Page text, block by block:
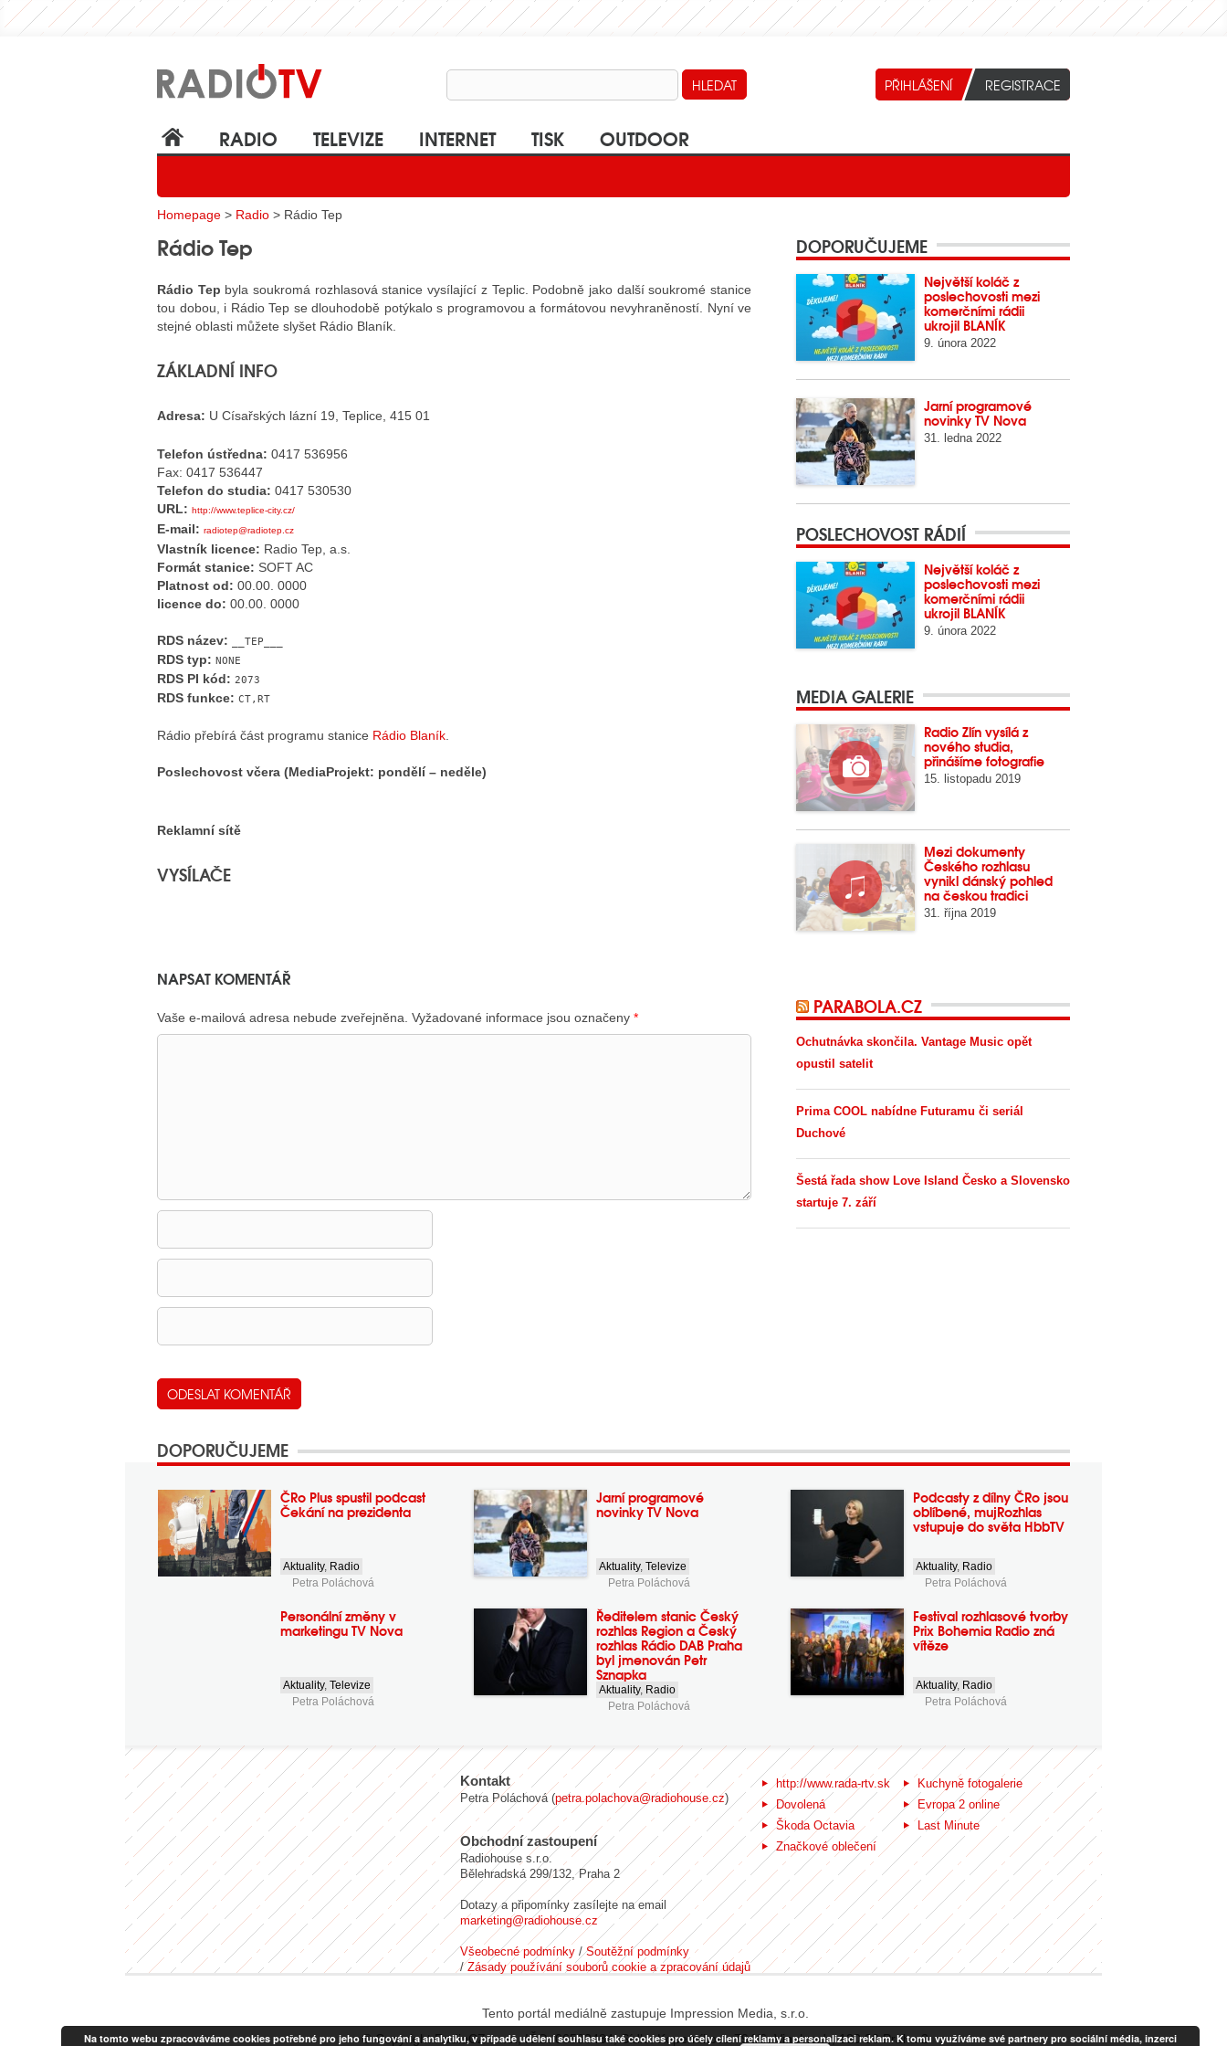
RADIO TELEVIZE INTERNET TISK OUTDOOR
Homepage > Radio > Rádio Tep
Rádio Tep
Rádio Tep byla soukromá rozhlasová stanice vysílající z Teplic. Podobně jako další soukromé stanice
tou dobou, i Rádio Tep se dlouhodobě potýkalo s programovou a formátovou nevyhraněností. Nyní ve
stejné oblasti můžete slyšet Rádio Blaník.
ZÁKLADNÍ INFO
Adresa: U Císařských lázní 19, Teplice, 415 01
Telefon ústředna: 0417 536956
Fax: 0417 536447
Telefon do studia: 0417 530530
URL: http://www.teplice-city.cz/
E-mail: radiotep@radiotep.cz
Vlastník licence: Radio Tep, a.s.
Formát stanice: SOFT AC
Platnost od: 00.00. 0000
licence do: 00.00. 0000
RDS název: __TEP___
RDS typ: NONE
RDS PI kód: 2073
RDS funkce: CT,RT
Rádio přebírá část programu stanice Rádio Blaník
Poslechovost včera (MediaProjekt: pondělí – neděle)
Reklamní sítě
VYSÍLAČE
NAPSAT KOMENTÁŘ
Vaše e-mailová adresa nebude zveřejněna. Vyžadované informace jsou označeny *
DOPORUČUJEME
Největší koláč z
poslechovosti mezi
komerčními rádii
ukrojil BLANÍK
9. února 2022
Jarní programové
novinky TV Nova
31. ledna 2022
POSLECHOVOST RÁDIÍ
Největší koláč z
poslechovosti mezi
komerčními rádii
ukrojil BLANÍK
9. února 2022
MEDIA GALERIE
Radio Zlín vysílá z
nového studia,
přinášíme fotografie
15. listopadu 2019
Mezi dokumenty
Českého rozhlasu
vynikl dánský pohled
na českou tradici
31. října 2019
PARABOLA.CZ
Ochutnávka skončila. Vantage Music opět
opustil satelit
Prima COOL nabídne Futuramu či seriál
Duchové
Šestá řada show Love Island Česko a Slovensko
startuje 7. září
DOPORUČUJEME
ČRo Plus spustil podcast
Čekání na prezidenta
Aktuality, Radio
Petra Poláchová
Jarní programové
novinky TV Nova
Aktuality,Televize
Petra Poláchová
Podcasty z dílny ČRo jsou
oblíbené, mujRozhlas
vstupuje do světa HbbTV
Aktuality, Radio
Petra Poláchová
Personální změny v
marketingu TV Nova
Aktuality,Televize
Petra Poláchová
Ředitelem stanic Český
rozhlas Region a Český
rozhlas Rádio DAB Praha
byl jmenován Petr
Sznapka
Aktuality, Radio
Petra Poláchová
Festival rozhlasové tvorby
Prix Bohemia Radio zná
vítěze
Aktuality, Radio
Petra Poláchová
Kontakt
Petra Poláchová (petra.polachova@radiohouse.cz)
Obchodní zastoupení
Radiohouse s.r.o.
Bělehradská 299/132, Praha 2
Dotazy a připomínky zasílejte na email
marketing@radiohouse.cz
Všeobecné podmínky/Soutěžní podmínky
/Zásady používání souborů cookie a zpracování údajů
http://www.rada-rtv.sk
Kuchyně fotogalerie
Dovolená
Evropa 2 online
Škoda Octavia
Last Minute
Značkové oblečení
Tento portál mediálně zastupuje Impression Media, s.r.o.
© Copyright RadiaCZ s.r.o., IČO: 06533434, Sídlo: Koperníkova 794/6, Vinohrady, 120 00 Praha 2
Na tomto webu zpracováváme cookies potřebné pro jeho fungování a analytiku, v případě udělení souhlasu také cookies pro účely cílení reklamy a personalizaci reklam. K tomu využíváme své partnery pro sociální média, inzerci